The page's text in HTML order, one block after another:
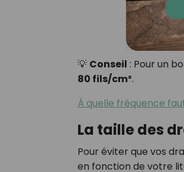
💡 Conseil : Pour un
80 fils/cm².
À quelle fréquence
La taille des
Pour éviter que vos
en fonction de votre